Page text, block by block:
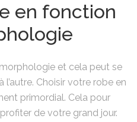
en fonction
et cela peut se
l’autre. Choisir votre robe en
primordial. Cela pour
de votre grand jour.